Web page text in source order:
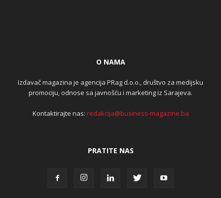
O NAMA
Izdavač magazina je agencija PRag d.o.o., društvo za medijsku
promociju, odnose sa javnošću i marketing iz Sarajeva.
Kontaktirajte nas: redakcija@business-magazine.ba
PRATITE NAS